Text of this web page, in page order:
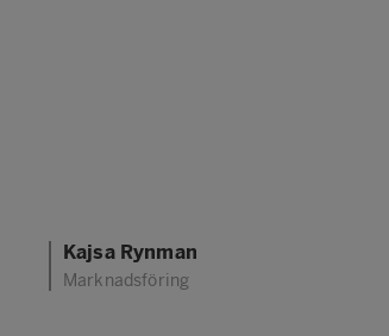
Kajsa Rynman
Marknadsföring